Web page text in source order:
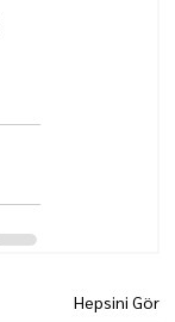
Hepsini Gör